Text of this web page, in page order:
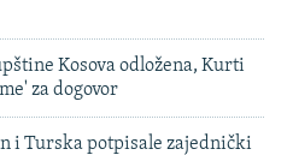
Kosova odložena, Kurti
za dogovor
i Turska potpisale zajednički